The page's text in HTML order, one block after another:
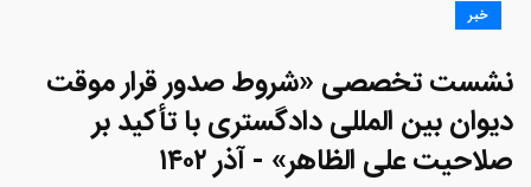
خبر
نشست تخصصی «شروط صدور قرار موقت
دیوان بین المللی دادگستری با تأکید بر
صلاحیت علی الظاهر» - آذر ۱۴۰۲